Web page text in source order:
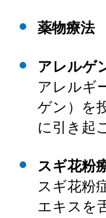
薬物療法
アレルゲ
アレルギ
ゲン）を
に引き起
スギ花粉
スギ花粉
エキスを